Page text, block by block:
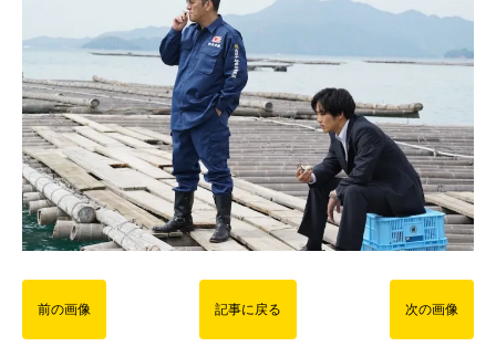
前の画像 記事に戻る 次の画像